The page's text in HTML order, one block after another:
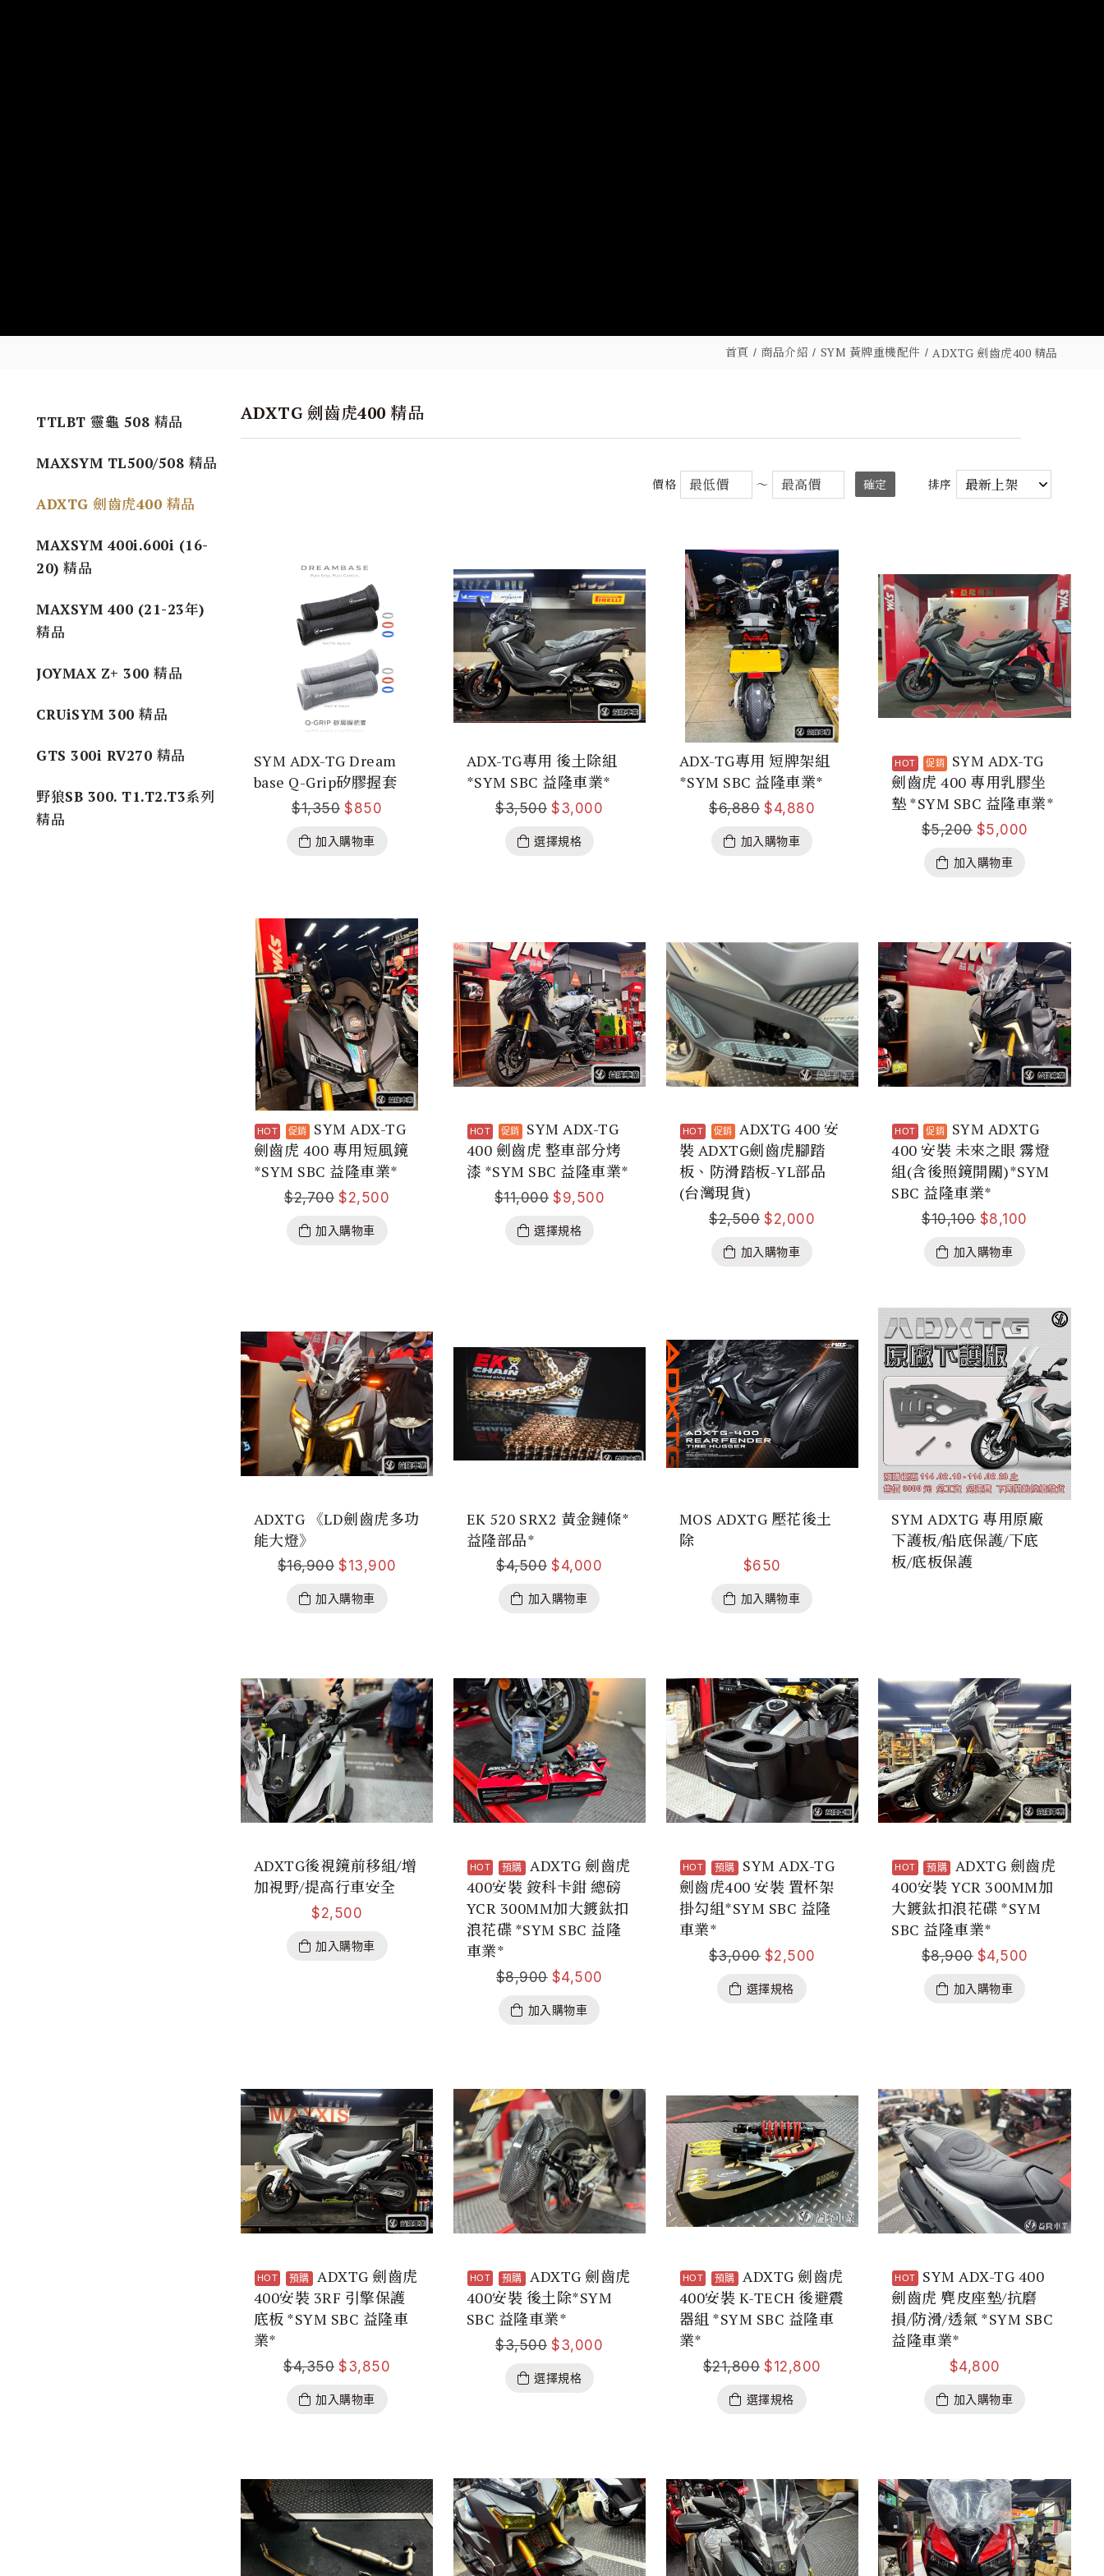
首頁 商品介紹 SYM 黃牌重機配件 ADXTG 劍齒虎400 精品
TTLBT 靈龜 508 精品
MAXSYM TL500/508 精品
ADXTG 劍齒虎400 精品
MAXSYM 400i.600i (16-
20) 精品
MAXSYM 400 (21-23年)
精品
JOYMAX Z+ 300 精品
CRUiSYM 300 精品
GTS 300i RV270 精品
野狼SB 300. T1.T2.T3系列
精品
ADXTG 劍齒虎400 精品
價格 ～ 確定 排序
SYM ADX-TG Dream
base Q-Grip矽膠握套
$1,350 $850
加入購物車
ADX-TG專用 後土除組
*SYM SBC 益隆車業*
$3,500 $3,000
選擇規格
ADX-TG專用 短牌架組
*SYM SBC 益隆車業*
$6,880 $4,880
加入購物車
SYM ADX-TG
劍齒虎 400 專用乳膠坐
墊 *SYM SBC 益隆車業*
$5,200 $5,000
加入購物車
SYM ADX-TG
劍齒虎 400 專用短風鏡
*SYM SBC 益隆車業*
$2,700 $2,500
加入購物車
SYM ADX-TG
400 劍齒虎 整車部分烤
漆 *SYM SBC 益隆車業*
$11,000 $9,500
選擇規格
ADXTG 400 安
裝 ADXTG劍齒虎腳踏
板、防滑踏板-YL部品
(台灣現貨)
$2,500 $2,000
加入購物車
SYM ADXTG
400 安裝 未來之眼 霧燈
組(含後照鏡開關)*SYM
SBC 益隆車業*
$10,100 $8,100
加入購物車
ADXTG 《LD劍齒虎多功
能大燈》
$16,900 $13,900
加入購物車
EK 520 SRX2 黃金鏈條*
益隆部品*
$4,500 $4,000
加入購物車
MOS ADXTG 壓花後土
除
$650
加入購物車
SYM ADXTG 專用原廠
下護板/船底保護/下底
板/底板保護
ADXTG後視鏡前移組/增
加視野/提高行車安全
$2,500
加入購物車
預購
ADXTG 劍齒虎
400安裝 銨科卡鉗 總磅
YCR 300MM加大鍍鈦扣
浪花碟 *SYM SBC 益隆
車業*
$8,900 $4,500
加入購物車
預購
SYM ADX-TG
劍齒虎400 安裝 置杯架
掛勾組*SYM SBC 益隆
車業*
$3,000 $2,500
選擇規格
預購
ADXTG 劍齒虎
400安裝 YCR 300MM加
大鍍鈦扣浪花碟 *SYM
SBC 益隆車業*
$8,900 $4,500
加入購物車
預購
ADXTG 劍齒虎
400安裝 3RF 引擎保護
底板 *SYM SBC 益隆車
業*
$4,350 $3,850
加入購物車
預購
ADXTG 劍齒虎
400安裝 後土除*SYM
SBC 益隆車業*
$3,500 $3,000
選擇規格
預購
ADXTG 劍齒虎
400安裝 K-TECH 後避震
器組 *SYM SBC 益隆車
業*
$21,800 $12,800
選擇規格
SYM ADX-TG 400
劍齒虎 麂皮座墊/抗磨
損/防滑/透氣 *SYM SBC
益隆車業*
$4,800
加入購物車